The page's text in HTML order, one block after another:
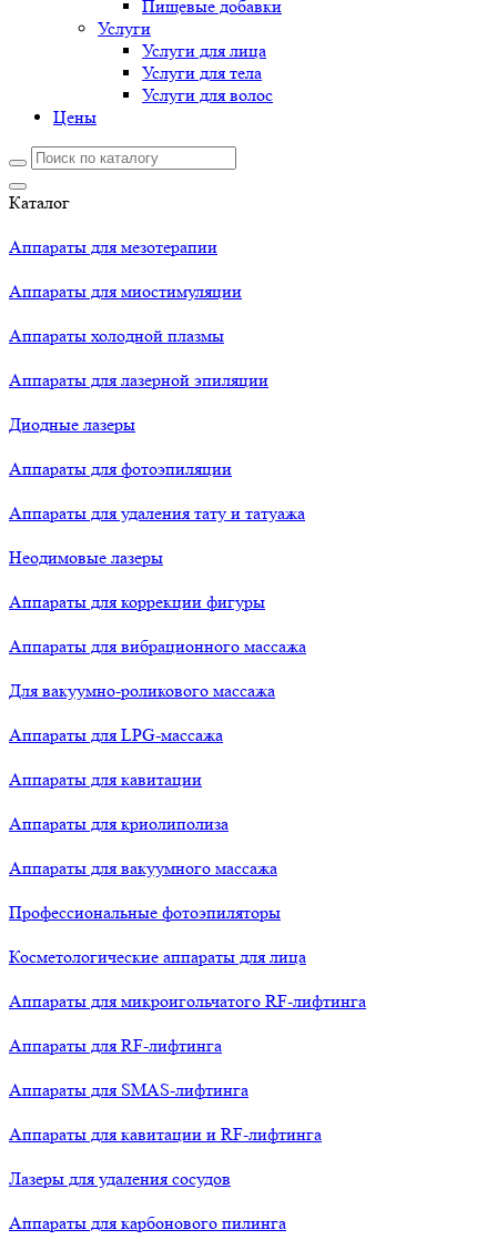
Пищевые добавки
Услуги
Услуги для лица
Услуги для тела
Услуги для волос
Цены
Каталог
Аппараты для мезотерапии
Аппараты для миостимуляции
Аппараты холодной плазмы
Аппараты для лазерной эпиляции
Диодные лазеры
Аппараты для фотоэпиляции
Аппараты для удаления тату и татуажа
Неодимовые лазеры
Аппараты для коррекции фигуры
Аппараты для вибрационного массажа
Для вакуумно-роликового массажа
Аппараты для LPG-массажа
Аппараты для кавитации
Аппараты для криолиполиза
Аппараты для вакуумного массажа
Профессиональные фотоэпиляторы
Косметологические аппараты для лица
Аппараты для микроигольчатого RF-лифтинга
Аппараты для RF-лифтинга
Аппараты для SMAS-лифтинга
Аппараты для кавитации и RF-лифтинга
Лазеры для удаления сосудов
Аппараты для карбонового пилинга